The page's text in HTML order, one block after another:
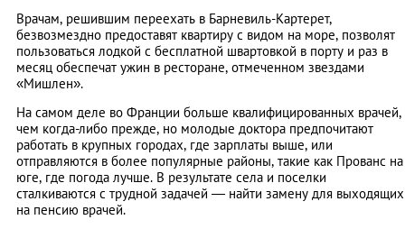
Врачам, решившим переехать в Барневиль-Картерет,
безвозмездно предоставят квартиру с видом на море, позволят
пользоваться лодкой с бесплатной швартовкой в порту и раз в
месяц обеспечат ужин в ресторане, отмеченном звездами
«Мишлен».
На самом деле во Франции больше квалифицированных врачей,
чем когда-либо прежде, но молодые доктора предпочитают
работать в крупных городах, где зарплаты выше, или
отправляются в более популярные районы, такие как Прованс на
юге, где погода лучше. В результате села и поселки
сталкиваются с трудной задачей — найти замену для выходящих
на пенсию врачей.